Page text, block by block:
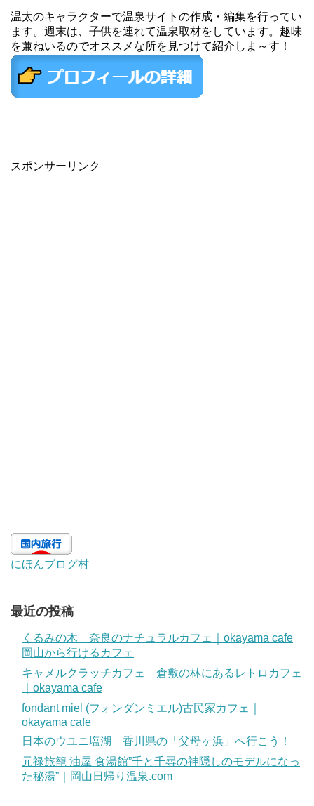
温太のキャラクターで温泉サイトの作成・編集を行ってい
ます。週末は、子供を連れて温泉取材をしています。趣味
を兼ねいるのでオススメな所を見つけて紹介しま～す！
スポンサーリンク
にほんブログ村
最近の投稿
くるみの木 奈良のナチュラルカフェ｜okayama cafe
岡山から行けるカフェ
キャメルクラッチカフェ 倉敷の林にあるレトロカフェ
｜okayama cafe
fondant miel (フォンダンミエル)古民家カフェ｜
okayama cafe
日本のウユニ塩湖 香川県の「父母ヶ浜」へ行こう！
元禄旅籠 油屋 食湯館”千と千尋の神隠しのモデルになっ
た秘湯”｜岡山日帰り温泉.com